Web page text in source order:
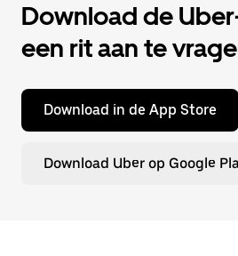
Download de
een rit aan te
Download in de App Store
Download Uber op Google